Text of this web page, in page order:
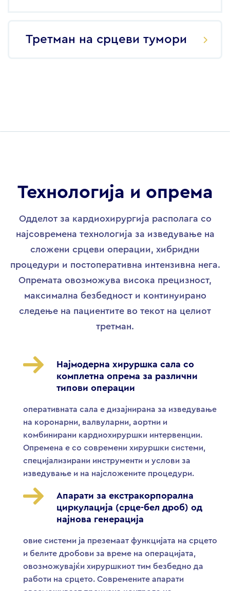
Третман на срцеви тумори
Технологија и опрема
Одделот за кардиохирургија располага со
најсовремена технологија за изведување на
сложени срцеви операции, хибридни
процедури и постоперативна интензивна нега.
Опремата овозможува висока прецизност,
максимална безбедност и континуирано
следење на пациентите во текот на целиот
третман.
Најмодерна хируршка сала со
комплетна опрема за различни
типови операции
оперативната сала е дизајнирана за изведување
на коронарни, валвуларни, аортни и
комбинирани кардиохируршки интервенции.
Опремена е со современи хируршки системи,
специјализирани инструменти и услови за
изведување и на најсложените процедури.
Апарати за екстракорпорална
циркулација (срце-бел дроб) од
најнова генерација
овие системи ја преземаат функцијата на срцето
и белите дробови за време на операцијата,
овозможувајќи хируршкиот тим безбедно да
работи на срцето. Современите апарати